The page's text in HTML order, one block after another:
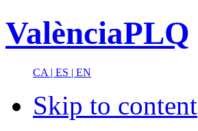
ValènciaPLQ
CA | ES | EN
Skip to content